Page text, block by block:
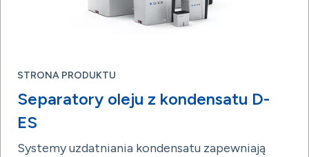
STRONA PRODUKTU
Separatory oleju z kondensatu D-
ES
Systemy uzdatniania kondensatu zapewniają